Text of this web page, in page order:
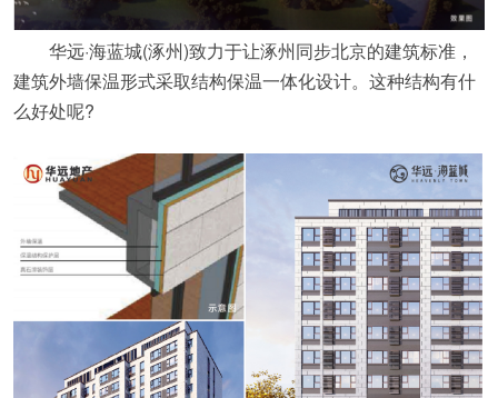
华远·海蓝城(涿州)致力于让涿州同步北京的建筑标准，
建筑外墙保温形式采取结构保温一体化设计。这种结构有什
么好处呢?